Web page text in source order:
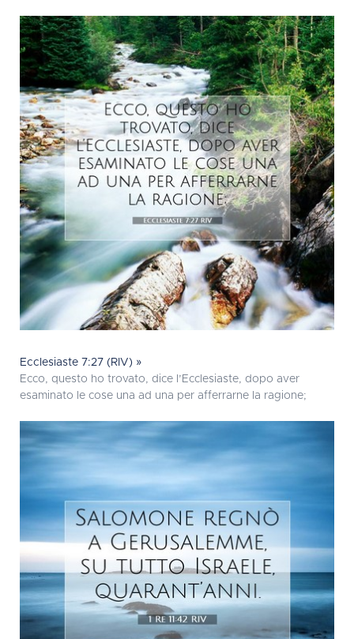
Ecclesiaste 7:27 (RIV) »
Ecco, questo ho trovato, dice l’Ecclesiaste, dopo aver
esaminato le cose una ad una per afferrarne la ragione;